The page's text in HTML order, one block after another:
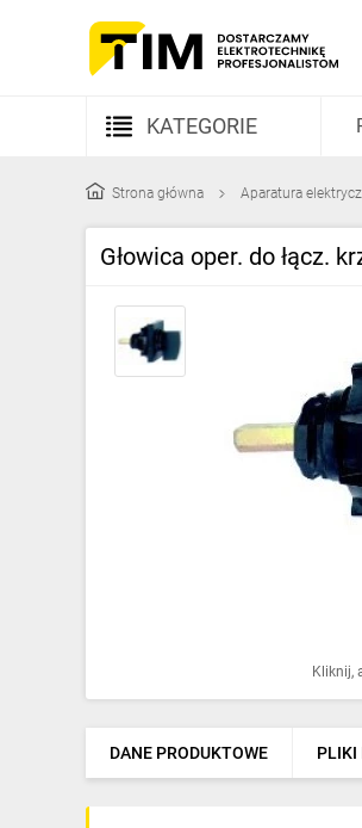
KATEGORIE
Kable i przewody
Rozdzielnice i obudowy
Elementy prowadzenia kabli
Fotowoltaika
Ogrzewanie
Elektronarzędzia i mierniki
Strona główna Aparatura
Głowica oper. do łącz.
Kliknij,
DANE PRODUKTOWE PLIKI